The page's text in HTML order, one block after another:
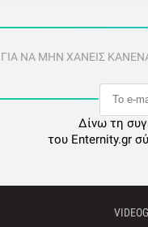
ΓΙΑ ΝΑ ΜΗΝ ΧΑΝΕΙΣ
Δίνω τη
του Enternity.gr